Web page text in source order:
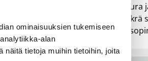
ominaisuuksien tukemiseen
alan
näitä tietoja muihin tietoihin, joita
Loimaalaisseura
senttinen Mykrä
yksivuotisen